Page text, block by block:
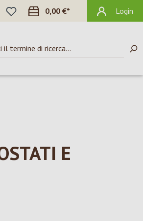
HAI 0 ARTICOLI NELLA LISTA DEI
0,00 €* Login
E